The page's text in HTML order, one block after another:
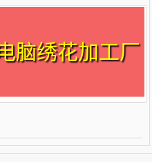
脑绣花加工厂